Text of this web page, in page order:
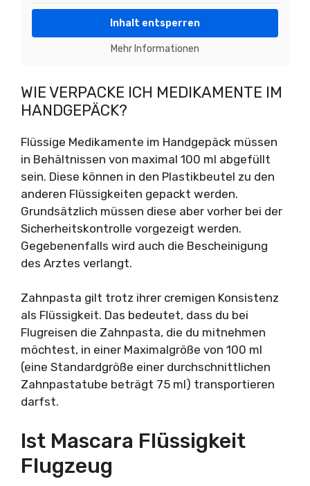
Inhalt entsperren
Mehr Informationen
WIE VERPACKE ICH MEDIKAMENTE IM
HANDGEPÄCK?
Flüssige Medikamente im Handgepäck müssen
in Behältnissen von maximal 100 ml abgefüllt
sein. Diese können in den Plastikbeutel zu den
anderen Flüssigkeiten gepackt werden.
Grundsätzlich müssen diese aber vorher bei der
Sicherheitskontrolle vorgezeigt werden.
Gegebenenfalls wird auch die Bescheinigung
des Arztes verlangt.
Zahnpasta gilt trotz ihrer cremigen Konsistenz
als Flüssigkeit. Das bedeutet, dass du bei
Flugreisen die Zahnpasta, die du mitnehmen
möchtest, in einer Maximalgröße von 100 ml
(eine Standardgröße einer durchschnittlichen
Zahnpastatube beträgt 75 ml) transportieren
darfst.
Ist Mascara Flüssigkeit
Flugzeug